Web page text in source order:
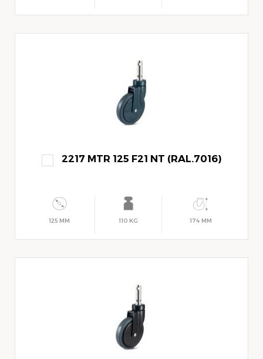
2217 MTR 125 F21 NT (RAL.7016)
125 MM 110 KG 174 MM